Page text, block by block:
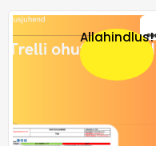
Allahindlus!